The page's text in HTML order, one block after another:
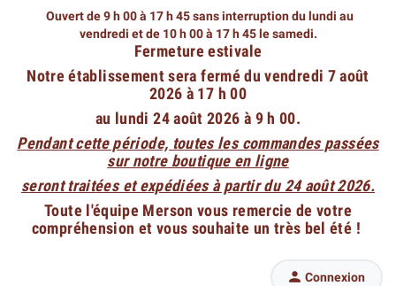
Ouvert de 9 h 00 à 17 h 45 sans interruption du lundi au
vendredi et de 10 h 00 à 17 h 45 le samedi.
Fermeture estivale
Notre établissement sera fermé du vendredi 7 août
2026 à 17 h 00
au lundi 24 août 2026 à 9 h 00.
Pendant cette période, toutes les commandes passées
sur notre boutique en ligne
seront traitées et expédiées à partir du 24 août 2026.
Toute l'équipe Merson vous remercie de votre
compréhension et vous souhaite un très bel été !
 Connexion